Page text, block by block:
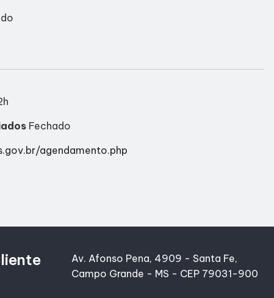
Fechado
agendamento.php
Av. Afonso Pena, 4909 - Santa Fe,
Campo Grande - MS - CEP 79031-900